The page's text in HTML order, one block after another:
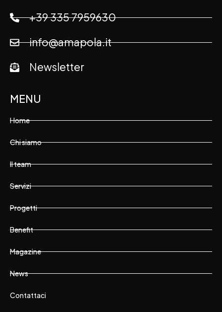
+39 335 7959630
info@amapola.it
Newsletter
MENU
Home
Chi siamo
Il team
Servizi
Progetti
Benefit
Magazine
News
Contattaci